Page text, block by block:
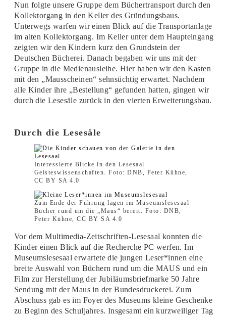
Nun folgte unsere Gruppe dem Büchertransport durch den
Kollektorgang in den Keller des Gründungsbaus.
Unterwegs warfen wir einen Blick auf die Transportanlage
im alten Kollektorgang. Im Keller unter dem Haupteingang
zeigten wir den Kindern kurz den Grundstein der
Deutschen Bücherei. Danach begaben wir uns mit der
Gruppe in die Medienausleihe. Hier haben wir den Kasten
mit den „Mausscheinen“ sehnsüchtig erwartet. Nachdem
alle Kinder ihre „Bestellung“ gefunden hatten, gingen wir
durch die Lesesäle zurück in den vierten Erweiterungsbau.
Durch die Lesesäle
Interessierte Blicke in den Lesesaal
Geisteswissenschaften. Foto: DNB, Peter Kühne,
CC BY SA 4.0
Zum Ende der Führung lagen im Museumslesesaal
Bücher rund um die „Maus“ bereit. Foto: DNB,
Peter Kühne, CC BY SA 4.0
Vor dem Multimedia-Zeitschriften-Lesesaal konnten die
Kinder einen Blick auf die Recherche PC werfen. Im
Museumslesesaal erwartete die jungen Leser*innen eine
breite Auswahl von Büchern rund um die MAUS und ein
Film zur Herstellung der Jubiläumsbriefmarke 50 Jahre
Sendung mit der Maus in der Bundesdruckerei. Zum
Abschuss gab es im Foyer des Museums kleine Geschenke
zu Beginn des Schuljahres. Insgesamt ein kurzweiliger Tag